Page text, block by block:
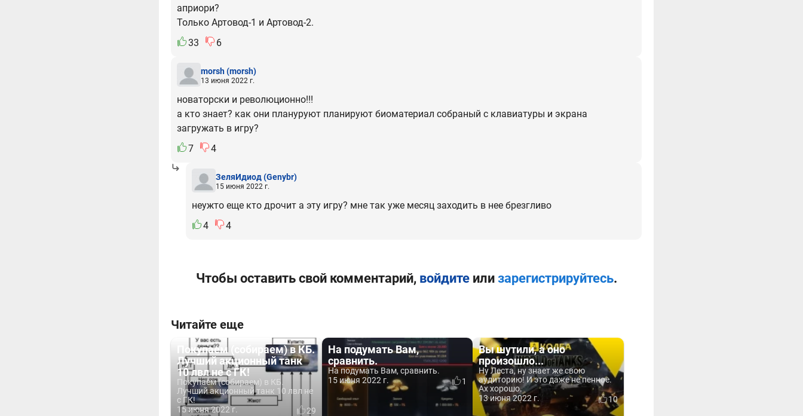
априори?
Только Артовод-1 и Артовод-2.
33
6
morsh(morsh)
13 июня 2022 г.
новаторски и революционно!!!
а кто знает? как они плануруют планируют биоматериал собраный с клавиатуры и экрана
загружать в игру?
7
4
ЗеляИдиод(Genybr)
15 июня 2022 г.
неужто еще кто дрочит а эту игру? мне так уже месяц заходить в нее брезгливо
4
4
Чтобы оставить свой комментарий, войдитеили зарегистрируйтесь.
Читайте еще
Покупаем (собираем) в КБ.
Лучший акционный танк
10 лвл не с ГК!
Покупаем (собираем) в КБ.
Лучший акционный танк 10 лвл не
с ГК!
15 июня 2022 г.
29
На подумать Вам,
сравнить.
На подумать Вам, сравнить.
15 июня 2022 г.
1
Вы шутили, а оно
произошло...
Ну Леста, ну знает же свою
аудиторию! И это даже не пенное.
Ах хорошо.
13 июня 2022 г.
10